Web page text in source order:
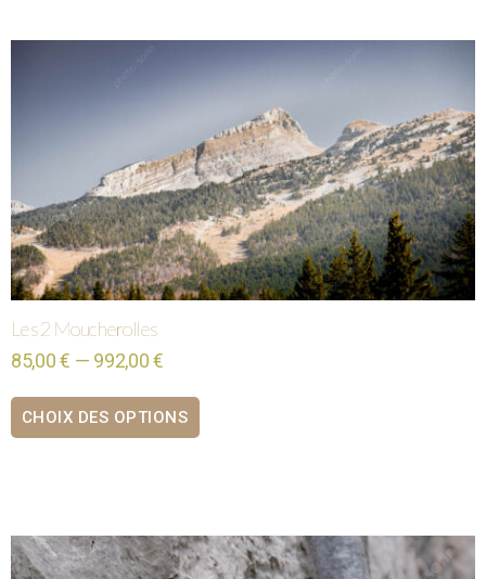
Les 2 Moucherolles
85,00 € — 992,00 €
CHOIX DES OPTIONS